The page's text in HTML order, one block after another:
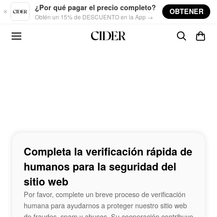
Skip to main content
¿Por qué pagar el precio completo?
Obtén un 15% de DESCUENTO en la App →
OBTENER
Completa la verificación rápida de
humanos para la seguridad del
sitio web
Por favor, complete un breve proceso de verificación
humana para ayudarnos a proteger nuestro sitio web